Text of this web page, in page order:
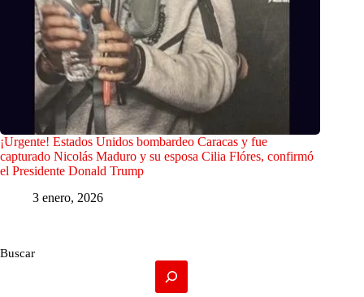
¡Urgente! Estados Unidos bombardeo Caracas y fue
capturado Nicolás Maduro y su esposa Cilia Flóres, confirmó
el Presidente Donald Trump
3 enero, 2026
Buscar